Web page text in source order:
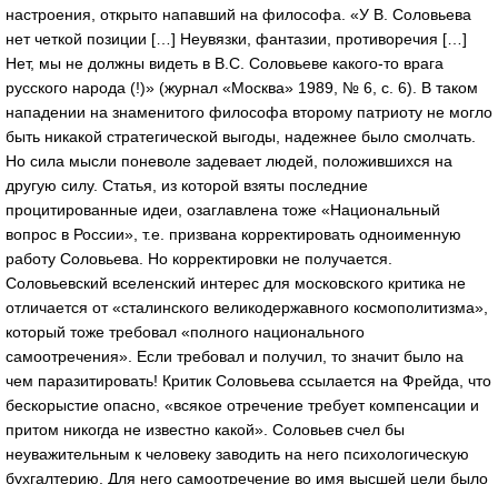
настроения, открыто напавший на философа. «У В. Соловьева
нет четкой позиции […] Неувязки, фантазии, противоречия […]
Нет, мы не должны видеть в В.С. Соловьеве какого-то врага
русского народа (!)» (журнал «Москва» 1989, № 6, с. 6). В таком
нападении на знаменитого философа второму патриоту не могло
быть никакой стратегической выгоды, надежнее было смолчать.
Но сила мысли поневоле задевает людей, положившихся на
другую силу. Статья, из которой взяты последние
процитированные идеи, озаглавлена тоже «Национальный
вопрос в России», т.е. призвана корректировать одноименную
работу Соловьева. Но корректировки не получается.
Соловьевский вселенский интерес для московского критика не
отличается от «сталинского великодержавного космополитизма»,
который тоже требовал «полного национального
самоотречения». Если требовал и получил, то значит было на
чем паразитировать! Критик Соловьева ссылается на Фрейда, что
бескорыстие опасно, «всякое отречение требует компенсации и
притом никогда не известно какой». Соловьев счел бы
неуважительным к человеку заводить на него психологическую
бухгалтерию. Для него самоотречение во имя высшей цели было